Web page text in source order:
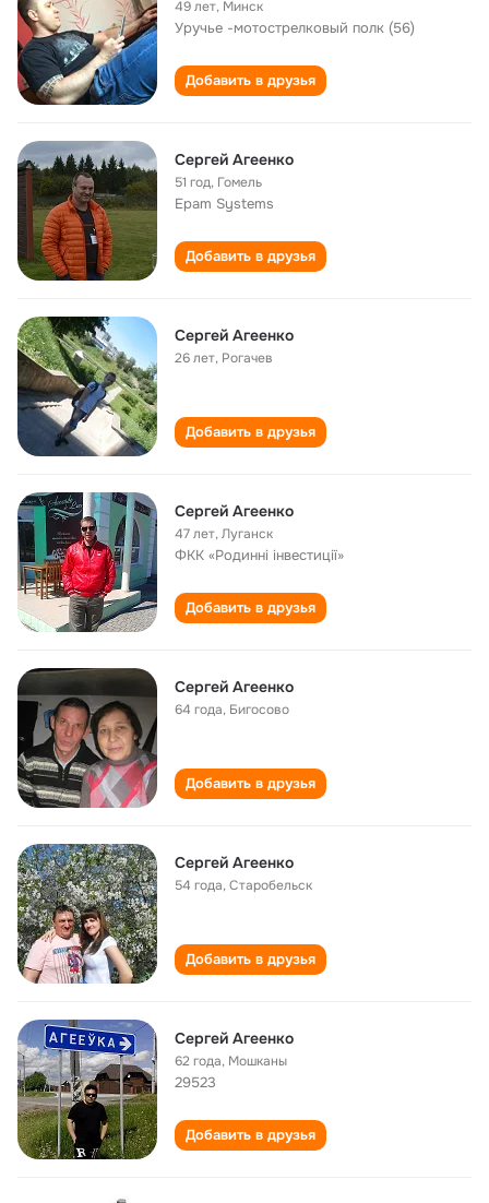
49 лет, Минск
Уручье -мотострелковый полк (56)
Добавить в друзья
Сергей Агеенко
51 год, Гомель
Epam Systems
Добавить в друзья
Сергей Агеенко
26 лет, Рогачев
Добавить в друзья
Сергей Агеенко
47 лет,Луганск
ФКК «Родинні інвестиції»
Добавить в друзья
Сергей Агеенко
64 года, Бигосово
Добавить в друзья
Сергей Агеенко
54 года,Старобельск
Добавить в друзья
Сергей Агеенко
62 года, Мошканы
29523
Добавить в друзья